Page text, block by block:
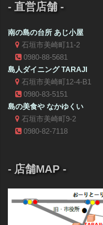
- 直営店舗 -
南の島の台所 あじ小屋
石垣市美崎町11-2
0980-88-5681
島人ダイニング TARAJI
石垣市美崎町12-4-B1
0980-83-5151
島の美食や なかゆくい
石垣市美崎町9-2
0980-82-7118
- 店舗MAP -